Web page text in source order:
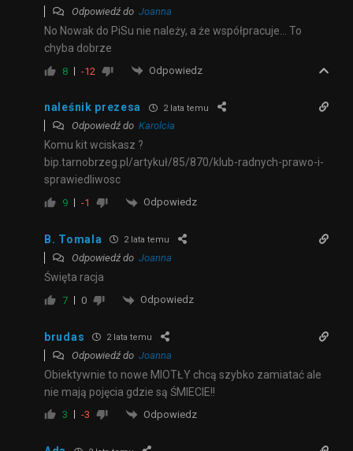
Odpowiedź do Joanna
No Nowak do PiSu nie należy, a że współpracuje… To
chyba dobrze
8 -12 Odpowiedz
naleśnik prezesa 2 lata temu
Odpowiedź do Karolcia
Komu kit wciskasz ?
bip.tarnobrzeg.pl/artykuł/85/870/klub-radnych-prawo-i-
sprawiedliwosc
9 -1 Odpowiedz
B. Tomala 2 lata temu
Odpowiedź do Joanna
Święta racja
7 0 Odpowiedz
brudas 2 lata temu
Odpowiedź do Joanna
Obiektywnie to nowe MIOTŁY chcą szybko zamiatać ale
nie mają pojęcia gdzie są ŚMIECIE!!
3 -3 Odpowiedz